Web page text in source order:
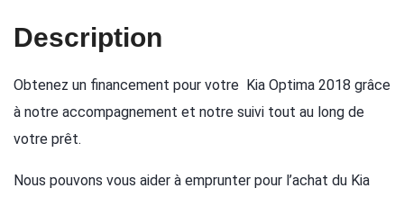
Description
Obtenez un financement pour votre Kia Optima 2018 grâce
à notre accompagnement et notre suivi tout au long de
votre prêt.
Nous pouvons vous aider à emprunter pour l’achat du Kia